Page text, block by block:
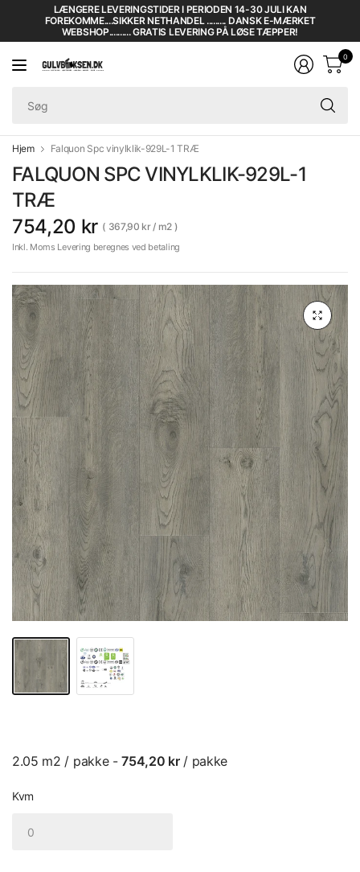
LÆNGERE LEVERINGSTIDER I PERIODEN 14-30 JULI KAN
FOREKOMME....SIKKER NETHANDEL ......... DANSK E-MÆRKET
WEBSHOP.......... GRATIS LEVERING PÅ LØSE TÆPPER!
0
Hjem Falquon Spc vinylklik-929L-1 TRÆ
FALQUON SPC VINYLKLIK-929L-1
TRÆ
754,20 kr
367,90 kr/ m2
Inkl. Moms Levering beregnes ved betaling
2.05 m2 / pakke -754,20 kr/ pakke
Kvm